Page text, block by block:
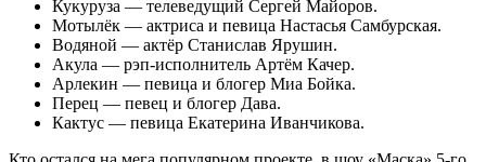
Кукуруза — телеведущий Сергей Майоров.
Мотылёк — актриса и певица Настасья Самбурская.
Водяной — актёр Станислав Ярушин.
Акула — рэп-исполнитель Артём Качер.
Арлекин — певица и блогер Миа Бойка.
Перец — певец и блогер Дава.
Кактус — певица Екатерина Иванчикова.